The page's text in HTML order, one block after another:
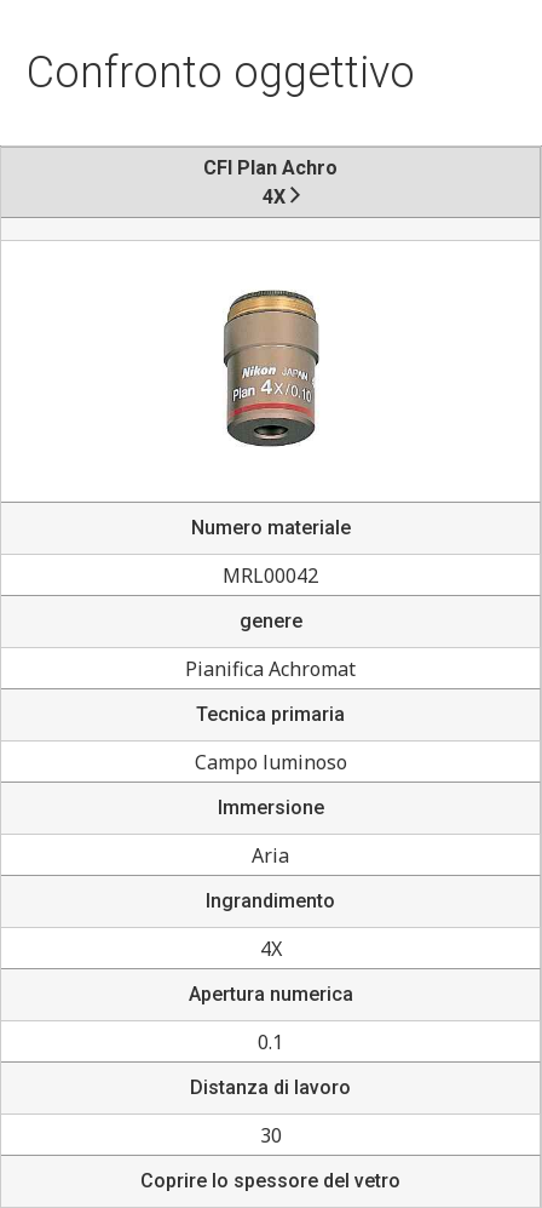
Confronto oggettivo
CFI Plan Achro
4X
Numero materiale
MRL00042
genere
Pianifica Achromat
Tecnica primaria
Campo luminoso
Immersione
Aria
Ingrandimento
4X
Apertura numerica
0.1
Distanza di lavoro
30
Coprire lo spessore del vetro